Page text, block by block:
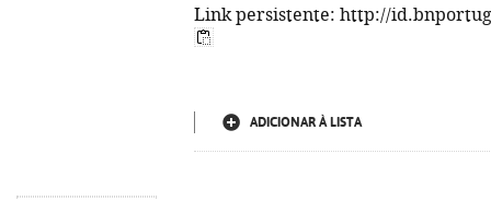
Link persistente: http://
ADICIONAR À LISTA